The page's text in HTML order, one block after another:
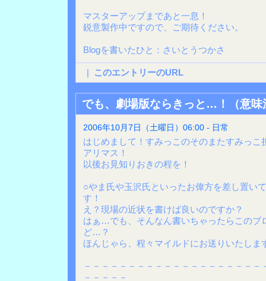
マスターアップまであと一息！
鋭意製作中ですので、ご期待ください。
Blogを書いたひと：さいとうつかさ
| このエントリーのURL
でも、劇場版ならきっと…！（意味
2006年10月7日（土曜日）06:00 - 日常
はじめまして！すみっこのそのまたすみっこ
アリマス！
以後お見知りおきの程を！
○やま氏や玉沢氏といったお偉方を差し置い
す！
え？現場の近状を書けば良いのですか？
はぁ…でも、そんなん書いちゃったらこのブ
ど…？
ほんじゃら、程々マイルドにお送りいたしま
－－－－－－－－－－－－－－－－－－－
－－－－－